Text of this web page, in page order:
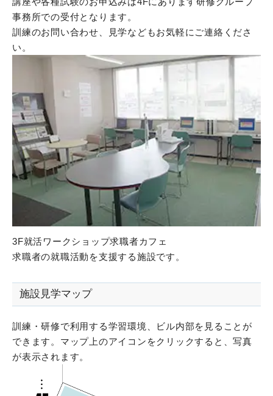
事務所での受付となります。
訓練のお問い合わせ、見学などもお気軽にご連絡くださ
い。
3F就活ワークショップ求職者カフェ
求職者の就職活動を支援する施設です。
施設見学マップ
訓練・研修で利用する学習環境、ビル内部を見ることが
できます。マップ上のアイコンをクリックすると、写真
が表示されます。